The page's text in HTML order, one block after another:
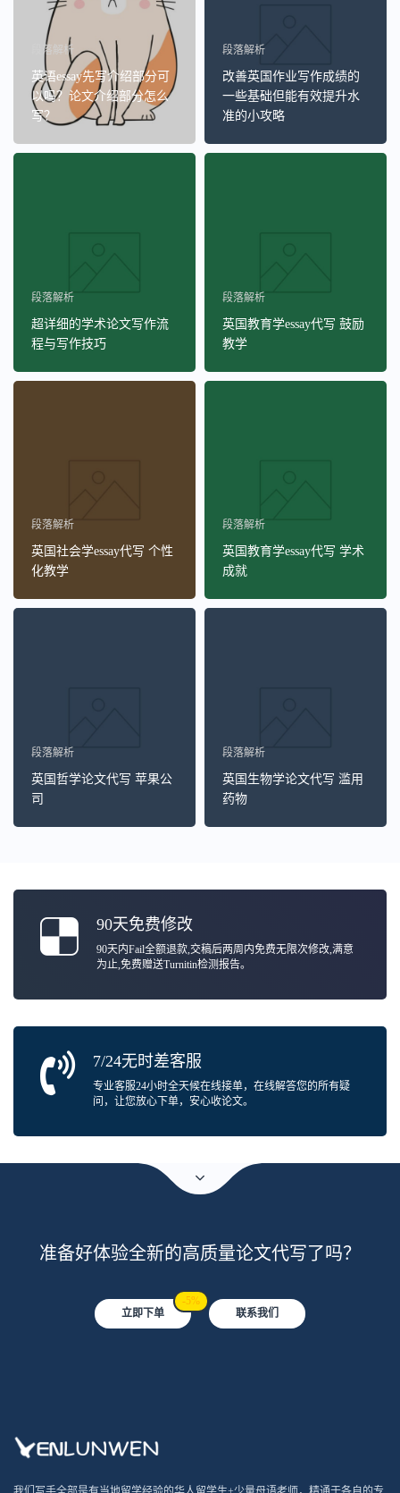
段落解析
英语essay先写介绍部分可
以吗？论文介绍部分怎么
写？
段落解析
改善英国作业写作成绩的
一些基础但能有效提升水
准的小攻略
段落解析
超详细的学术论文写作流
程与写作技巧
段落解析
英国教育学essay代写 鼓励
教学
段落解析
英国社会学essay代写 个性
化教学
段落解析
英国教育学essay代写 学术
成就
段落解析
英国哲学论文代写 苹果公
司
段落解析
英国生物学论文代写 滥用
药物
90天免费修改
90天内Fail全额退款,交稿后两周内免费无限次修改,满意
为止,免费赠送Turnitin检测报告。
7/24无时差客服
专业客服24小时全天候在线接单，在线解答您的所有疑
问，让您放心下单，安心收论文。
准备好体验全新的高质量论文代写了吗？
立即下单
-5%
联系我们